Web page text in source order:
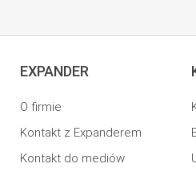
EXPANDER
O firmie
Kontakt z Expanderem
Kontakt do mediów